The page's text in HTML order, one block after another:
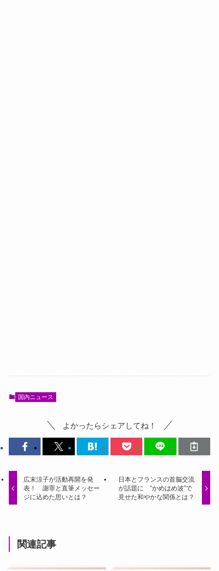
国内ニュース
よかったらシェアしてね！
広末涼子が活動再開を発
表！ 謝罪と直筆メッセー
ジに込めた思いとは？
日本とフランスの首脳交流
が話題に “かめはめ波”で
見せた和やかな関係とは？
関連記事